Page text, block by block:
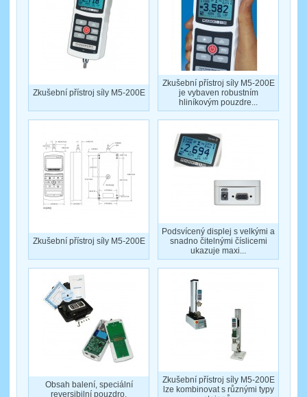
Zkušební přístroj síly M5-200E
Zkušební přístroj síly M5-200E
je vybaven robustním
hliníkovým pouzdre...
Zkušební přístroj síly M5-200E
Podsvícený displej s velkými a
snadno čitelnými číslicemi
ukazuje maxi...
Obsah balení, speciální
reversibilní pouzdro.
Zkušební přístroj síly M5-200E
lze kombinovat s různými typy